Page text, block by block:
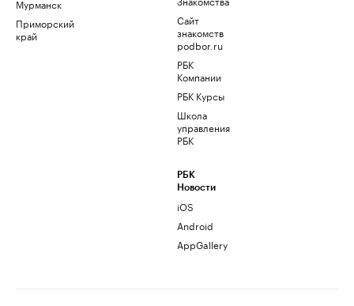
Мурманск
Приморский
край
Сайт
знакомств
podbor.ru
РБК
Компании
РБК Курсы
Школа
управления
РБК
РБК
Новости
iOS
Android
AppGallery